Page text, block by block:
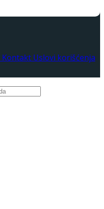
Kontakt Uslovi korišćenja